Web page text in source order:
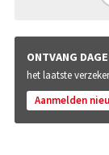
ONTVANG
het laatste
Aanmelden